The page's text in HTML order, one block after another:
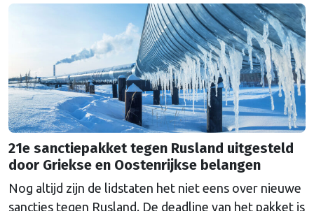
21e sanctiepakket tegen Rusland uitgesteld
door Griekse en Oostenrijkse belangen
Nog altijd zijn de lidstaten het niet eens over nieuwe
sancties tegen Rusland. De deadline van het pakket is